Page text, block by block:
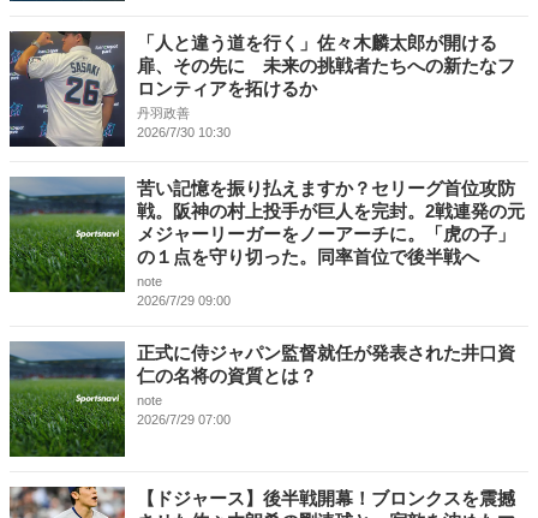
「人と違う道を行く」佐々木麟太郎が開ける
扉、その先に 未来の挑戦者たちへの新たなフ
ロンティアを拓けるか
丹羽政善
2026/7/30 10:30
苦い記憶を振り払えますか？セリーグ首位攻防
戦。阪神の村上投手が巨人を完封。2戦連発の元
メジャーリーガーをノーアーチに。「虎の子」
の１点を守り切った。同率首位で後半戦へ
note
2026/7/29 09:00
正式に侍ジャパン監督就任が発表された井口資
仁の名将の資質とは？
note
2026/7/29 07:00
【ドジャース】後半戦開幕！ブロンクスを震撼